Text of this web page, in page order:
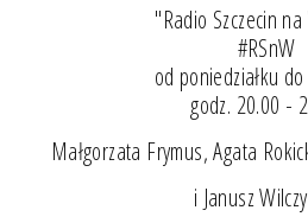
"Radio Szczecin
#RSnW
od poniedziałku
godz. 20.00 -
Małgorzata Frymus, Agata
i Janusz